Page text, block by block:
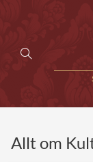
Allt om